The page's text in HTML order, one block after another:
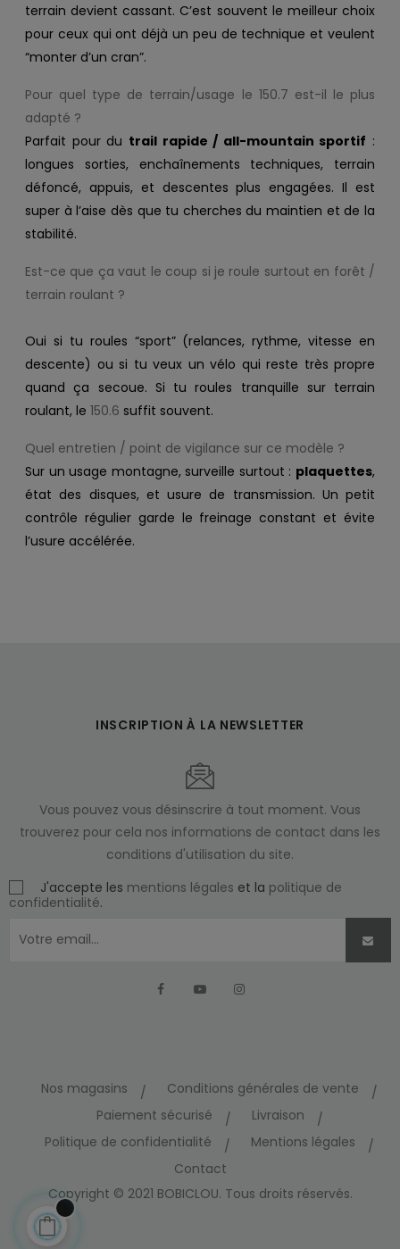
terrain devient cassant. C’est souvent le meilleur choix
pour ceux qui ont déjà un peu de technique et veulent
“monter d’un cran”.
Pour quel type de terrain/usage le 150.7 est-il le plus
adapté ?
Parfait pour du trail rapide / all-mountain sportif :
longues sorties, enchaînements techniques, terrain
défoncé, appuis, et descentes plus engagées. Il est
super à l’aise dès que tu cherches du maintien et de la
stabilité.
Est-ce que ça vaut le coup si je roule surtout en forêt /
terrain roulant ?
Oui si tu roules “sport” (relances, rythme, vitesse en
descente) ou si tu veux un vélo qui reste très propre
quand ça secoue. Si tu roules tranquille sur terrain
roulant, le 150.6 suffit souvent.
Quel entretien / point de vigilance sur ce modèle ?
Sur un usage montagne, surveille surtout : plaquettes,
état des disques, et usure de transmission. Un petit
contrôle régulier garde le freinage constant et évite
l’usure accélérée.
INSCRIPTION À LA NEWSLETTER
Vous pouvez vous désinscrire à tout moment. Vous
trouverez pour cela nos informations de contact dans les
conditions d'utilisation du site.
J'accepte les mentions légales et la politique de
confidentialité.
FacebookYouTube
Nos magasins
Conditions générales de vente
Paiement sécurisé
Livraison
Politique de confidentialité
Mentions légales
Contact
Copyright © 2021 BOBICLOU. Tous droits réservés.